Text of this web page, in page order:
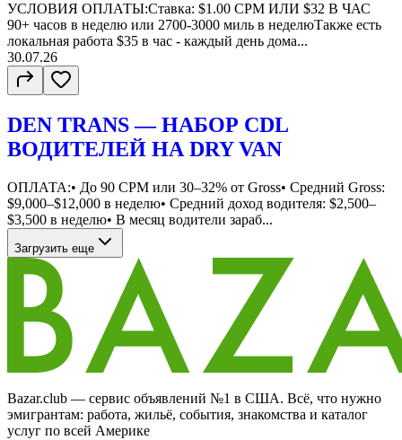
УСЛОВИЯ ОПЛАТЫ:Ставка: $1.00 CPM ИЛИ $32 В ЧАС
90+ часов в неделю или 2700-3000 миль в неделюТакже есть
локальная работа $35 в час - каждый день дома...
30.07.26
DEN TRANS — НАБОР CDL
ВОДИТЕЛЕЙ НА DRY VAN
ОПЛАТА:• До 90 CPM или 30–32% от Gross• Средний Gross:
$9,000–$12,000 в неделю• Средний доход водителя: $2,500–
$3,500 в неделю• В месяц водители зараб...
Загрузить еще
Bazar.club — сервис объявлений №1 в США. Всё, что нужно
эмигрантам: работа, жильё, события, знакомства и каталог
услуг по всей Америке